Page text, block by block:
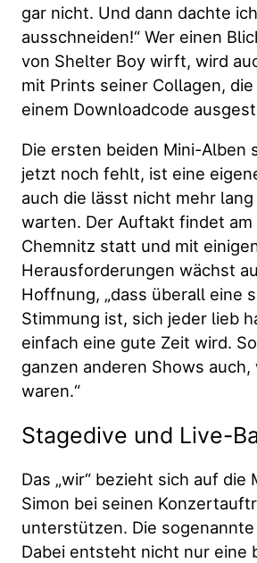
gar nicht. Und dann dachte
ausschneiden!“ Wer einen
von Shelter Boy wirft, wird
mit Prints seiner Collagen,
einem Downloadcode
Die ersten beiden Mini-Alben
jetzt noch fehlt, ist eine
auch die lässt nicht mehr
warten. Der Auftakt findet am
Chemnitz statt und mit
Herausforderungen wächst
Hoffnung, „dass überall eine
Stimmung ist, sich jeder lieb
einfach eine gute Zeit wird.
ganzen anderen Shows
waren.“
Stagedive und Live-
Das „wir“ bezieht sich auf die
Simon bei seinen
unterstützen. Die sogenannte
Dabei entsteht nicht nur eine